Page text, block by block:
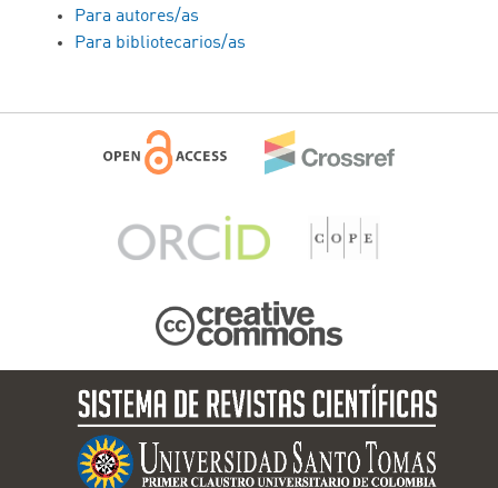
Para autores/as
Para bibliotecarios/as